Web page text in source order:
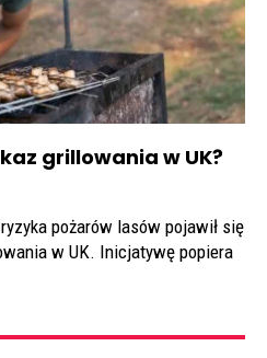
grillowania w UK?
pożarów lasów pojawił się
w UK. Inicjatywę popiera